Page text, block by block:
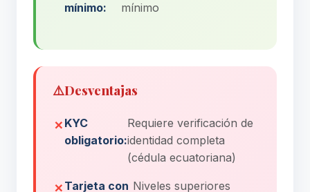
mínimo:
mínimo
⚠️Desventajas
KYC
obligatorio:
Requiere verificación de
identidad completa
(cédula ecuatoriana)
Tarjeta con Niveles superiores